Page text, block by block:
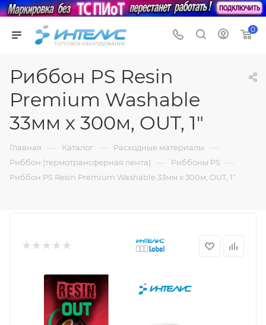
0
Риббон PS Resin
Premium Washable
33мм х 300м, OUT, 1"
Главная — Каталог — Расходные материалы —
Риббон (термотрансферная лента) — Риббоны PS —
Риббон PS Resin Premium Washable 33мм х 300м, OUT, 1"